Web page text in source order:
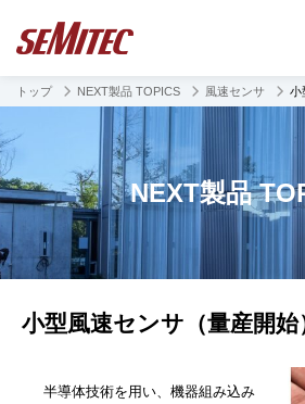
トップ NEXT製品 TOPICS 風速センサ 小
NEXT製品
小型風速センサ（量産開始
半導体技術を用い、機器組み込み